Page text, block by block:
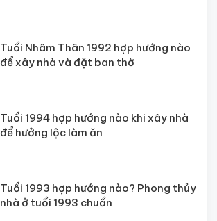
Tuổi Nhâm Thân 1992 hợp hướng nào
để xây nhà và đặt ban thờ
Tuổi 1994 hợp hướng nào khi xây nhà
để hưởng lộc làm ăn
Tuổi 1993 hợp hướng nào? Phong thủy
nhà ở tuổi 1993 chuẩn